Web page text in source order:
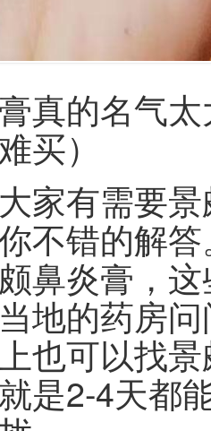
膏真的名气
买）
家有需要
不错的解
鼻炎膏，
地的药房
也可以找
是2-4天都